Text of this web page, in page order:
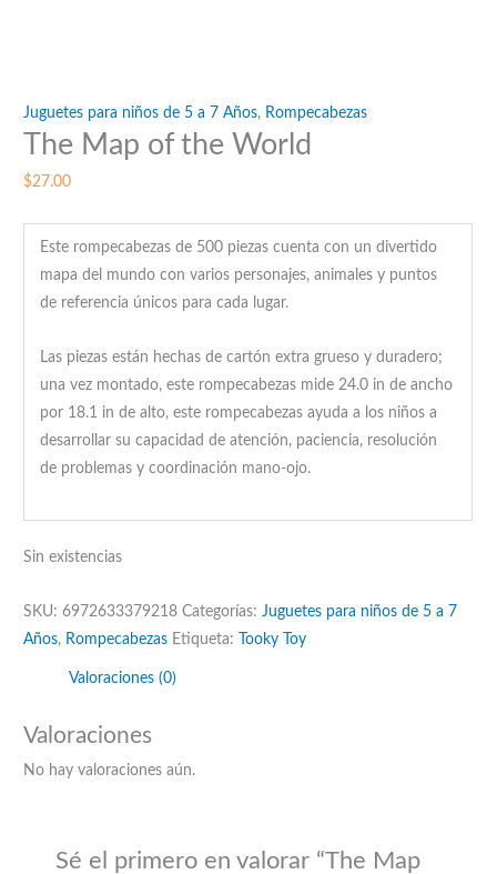
Juguetes para niños de 5 a 7 Años, Rompecabezas
The Map of the World
$27.00
Este rompecabezas de 500 piezas cuenta con un divertido
mapa del mundo con varios personajes, animales y puntos
de referencia únicos para cada lugar.
Las piezas están hechas de cartón extra grueso y duradero;
una vez montado, este rompecabezas mide 24.0 in de ancho
por 18.1 in de alto, este rompecabezas ayuda a los niños a
desarrollar su capacidad de atención, paciencia, resolución
de problemas y coordinación mano-ojo.
Sin existencias
SKU:6972633379218 Categorías:Juguetes para niños de 5 a 7
Años, Rompecabezas Etiqueta: Tooky Toy
Valoraciones (0)
Valoraciones
No hay valoraciones aún.
Sé el primero en valorar “The Map